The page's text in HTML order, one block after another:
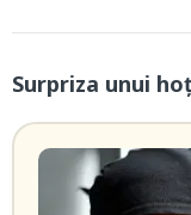
Surpriza unui